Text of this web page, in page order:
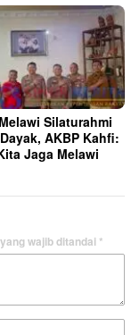
Silaturahmi
AKBP Kahfi:
Jaga Melawi
wajib ditandai*